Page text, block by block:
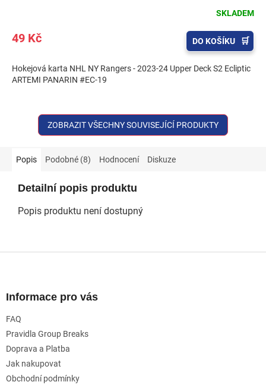
SKLADEM
49 Kč DO KOŠÍKU
Hokejová karta NHL NY Rangers - 2023-24 Upper Deck S2 Ecliptic
ARTEMI PANARIN #EC-19
ZOBRAZIT VŠECHNY SOUVISEJÍCÍ PRODUKTY
Popis Podobné (8) Hodnocení Diskuze
Detailní popis produktu
Popis produktu není dostupný
Informace pro vás
FAQ
Pravidla Group Breaks
Doprava a Platba
Jak nakupovat
Obchodní podmínky